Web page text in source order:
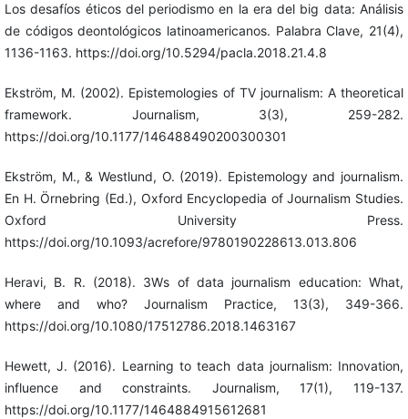
Los desafíos éticos del periodismo en la era del big data: Análisis
de códigos deontológicos latinoamericanos. Palabra Clave, 21(4),
1136-1163. https://doi.org/10.5294/pacla.2018.21.4.8
Ekström, M. (2002). Epistemologies of TV journalism: A theoretical
framework. Journalism, 3(3), 259-282.
https://doi.org/10.1177/146488490200300301
Ekström, M., & Westlund, O. (2019). Epistemology and journalism.
En H. Örnebring (Ed.), Oxford Encyclopedia of Journalism Studies.
Oxford University Press.
https://doi.org/10.1093/acrefore/9780190228613.013.806
Heravi, B. R. (2018). 3Ws of data journalism education: What,
where and who? Journalism Practice, 13(3), 349-366.
https://doi.org/10.1080/17512786.2018.1463167
Hewett, J. (2016). Learning to teach data journalism: Innovation,
influence and constraints. Journalism, 17(1), 119-137.
https://doi.org/10.1177/1464884915612681